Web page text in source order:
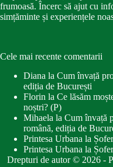
frumoasă. Încerc să ajut cu
simțăminte și experiențele
Cele mai recente comentarii
Diana la Cum învață
ediția de București
Florin la Ce lăsăm
noștri? (P)
Mihaela la Cum învață
română, ediția de
Printesa Urbana la
Printesa Urbana la
Drepturi de autor © 2026 -